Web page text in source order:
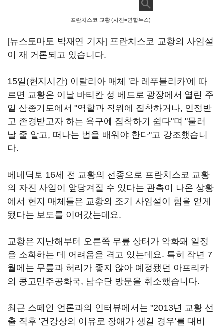
프란치스코 교황 (사진=연합뉴스)
[뉴스토마토 박재연 기자] 프란치스코 교황의 사임설
이 재 거론되고 있습니다.
15일(현지시간) 이탈리아 매체 '라 레푸블리카'에 따
르면 교황은 이날 바티칸 성 베드로 광장에서 열린 주
일 삼종기도에서 "역할과 직위에 집착하거나, 인정받
고 존경받고자 하는 욕구에 집착하기 쉽다"며 "물러
날 줄 알고, 떠나는 법을 배워야 한다"고 강조했습니
다.
베네딕토 16세 전 교황의 선종으로 프란치스코 교황
의 자진 사임이 앞당겨질 수 있다는 관측이 나온 상황
에서 현지 매체들은 교황의 조기 사임설이 힘을 얻게
됐다는 보도를 이어갔는데요.
교황은 지난해부터 오른쪽 무릎 상태가 악화돼 일정
을 소화하는 데 어려움을 겪고 있는데요. 특히 작년 7
월에는 무릎과 허리가 좋지 않아 예정됐던 아프리카
의 콩고민주공화국, 남수단 방문을 취소했습니다.
최근 스페인 언론과의 인터뷰에서는 "2013년 교황 선
출 직후 '건강상의 이유로 장애가 생길 경우'를 대비